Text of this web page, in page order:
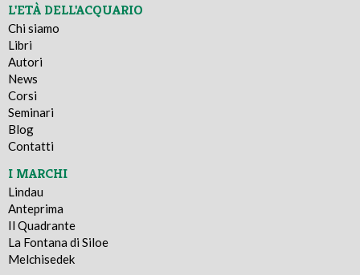
L'ETÀ DELL'ACQUARIO
Chi siamo
Libri
Autori
News
Corsi
Seminari
Blog
Contatti
I MARCHI
Lindau
Anteprima
Il Quadrante
La Fontana di Siloe
Melchisedek